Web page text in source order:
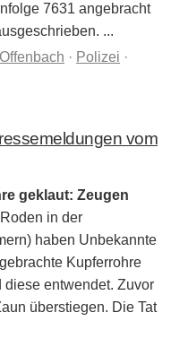
7631 angebracht
...
Offenbach · Polizei ·
vom
geklaut: Zeugen
in der
haben Unbekannte
Kupferrohre
diese entwendet. Zuvor
überstiegen. Die Tat